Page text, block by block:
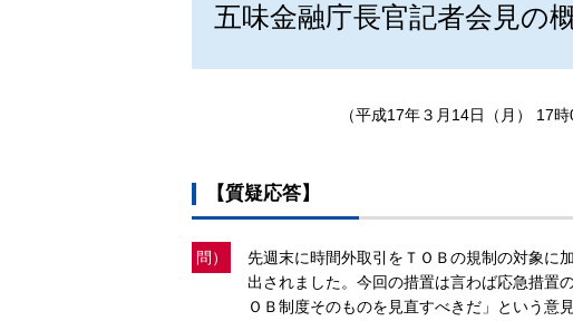
五味金融庁長官記者会見の
（平成17年３月14日（月） 17
【質疑応答】
問）
先週末に時間外取引をＴＯＢの規制の対象に
出されました。今回の措置は言わば応急措置
ＯＢ制度そのものを見直すべきだ」という意